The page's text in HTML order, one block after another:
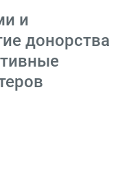
и
донорства